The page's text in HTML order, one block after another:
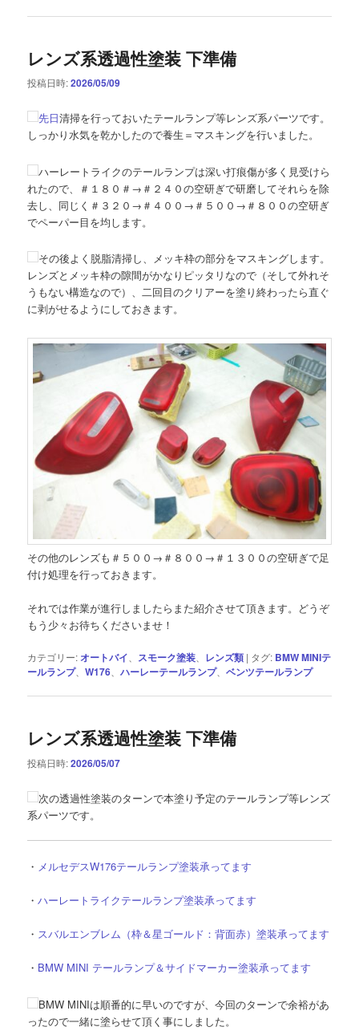
レンズ系透過性塗装 下準備
投稿日時:2026/05/09
先日清掃を行っておいたテールランプ等レンズ系パーツです。
しっかり水気を乾かしたので養生＝マスキングを行いました。
ハーレートライクのテールランプは深い打痕傷が多く見受けら
れたので、＃１８０＃→＃２４０の空研ぎで研磨してそれらを除
去し、同じく＃３２０→＃４００→＃５００→＃８００の空研ぎ
でペーパー目を均します。
その後よく脱脂清掃し、メッキ枠の部分をマスキングします。
レンズとメッキ枠の隙間がかなりピッタリなので（そして外れそ
うもない構造なので）、二回目のクリアーを塗り終わったら直ぐ
に剥がせるようにしておきます。
その他のレンズも＃５００→＃８００→＃１３００の空研ぎで足
付け処理を行っておきます。
それでは作業が進行しましたらまた紹介させて頂きます。どうぞ
もう少々お待ちくださいませ！
カテゴリー: オートバイ スモーク塗装 レンズ類 | タグ: BMW MINIテ
ールランプ、W176 、ハーレーテールランプ、ベンツテールランプ
レンズ系透過性塗装 下準備
投稿日時:2026/05/07
次の透過性塗装のターンで本塗り予定のテールランプ等レンズ
系パーツです。
・ メルセデスW176テールランプ塗装承ってます
・ハーレートライクテールランプ塗装承ってます
・ スバルエンブレム（枠＆星ゴールド：背面赤）塗装承ってます
・ BMW MINI テールランプ＆サイドマーカー塗装承ってます
BMW MINIは順番的に早いのですが、今回のターンで余裕があ
ったので一緒に塗らせて頂く事にしました。